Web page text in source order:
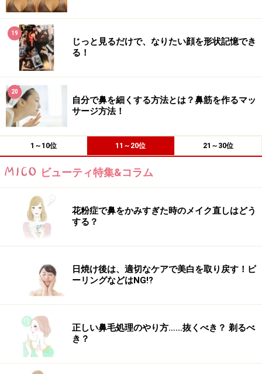
19
じっと見るだけで、なりたい顔を形状記憶でき
る！
20
自分で鼻を細くする方法とは？鼻筋を作るマッ
サージ方法！
1～10位 11～20位 21～30位
ビューティ特集&コラム
花粉症で鼻をかみすぎた時のメイク直しはどう
する？
日焼け後は、適切なケアで美白を取り戻す！ピ
ーリングなどはNG!?
正しい鼻毛処理のやり方……抜くべき？ 剃るべ
き？